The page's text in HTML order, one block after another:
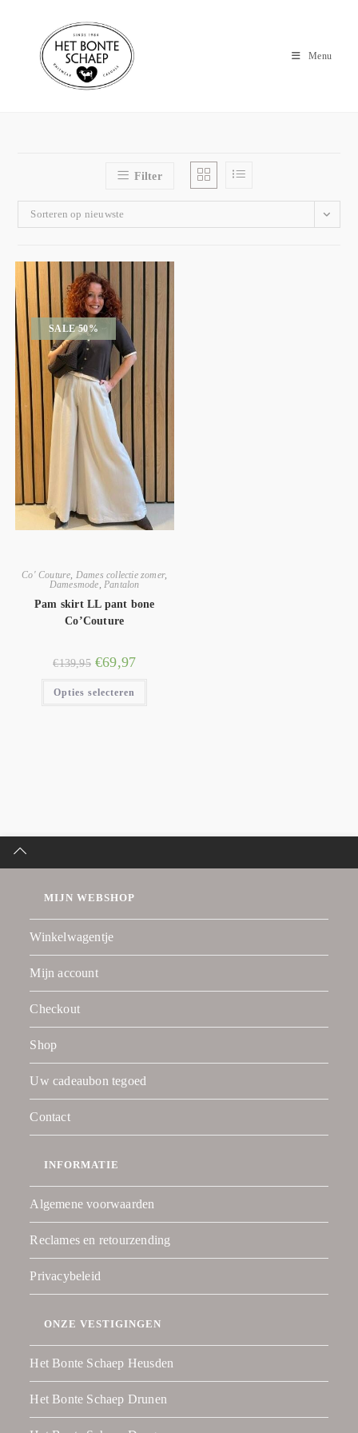
Menu
Filter
Sorteren op nieuwste
SALE 50%
Co' Couture, Dames collectie zomer,
Damesmode, Pantalon
Pam skirt LL pant bone
Co’Couture
€139,95 €69,97
Opties selecteren
MIJN WEBSHOP
Winkelwagentje
Mijn account
Checkout
Shop
Uw cadeaubon tegoed
Contact
INFORMATIE
Algemene voorwaarden
Reclames en retourzending
Privacybeleid
ONZE VESTIGINGEN
Het Bonte Schaep Heusden
Het Bonte Schaep Drunen